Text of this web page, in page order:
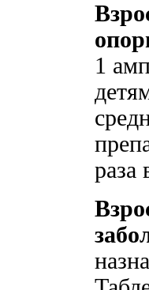
1
раза